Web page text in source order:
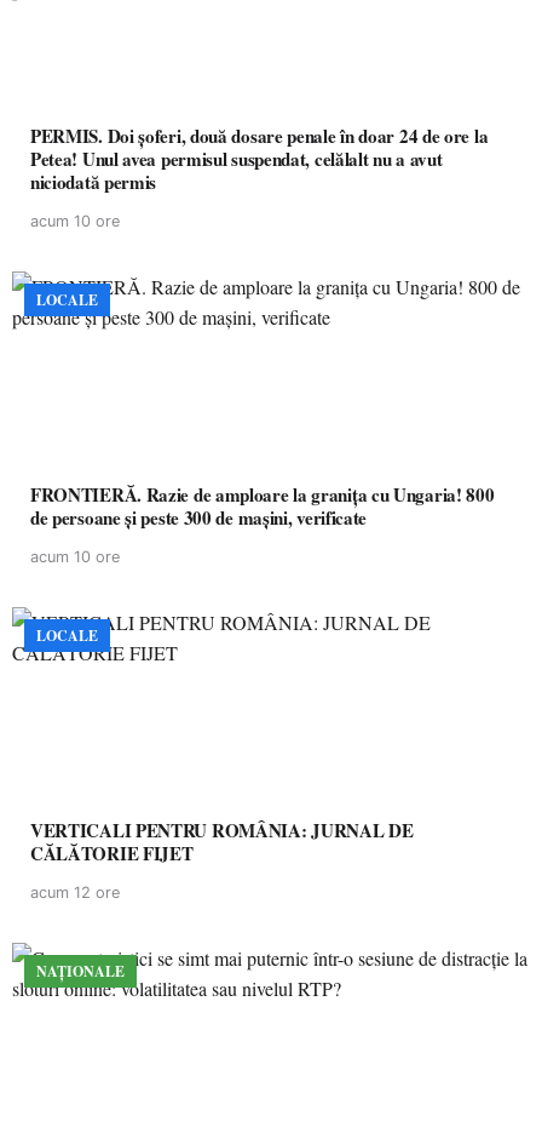
PERMIS. Doi șoferi, două dosare penale în doar 24 de ore la
Petea! Unul avea permisul suspendat, celălalt nu a avut
niciodată permis
acum 10 ore
LOCALE
FRONTIERĂ. Razie de amploare la granița cu Ungaria! 800
de persoane și peste 300 de mașini, verificate
acum 10 ore
LOCALE
VERTICALI PENTRU ROMÂNIA: JURNAL DE
CĂLĂTORIE FIJET
acum 12 ore
NAȚIONALE